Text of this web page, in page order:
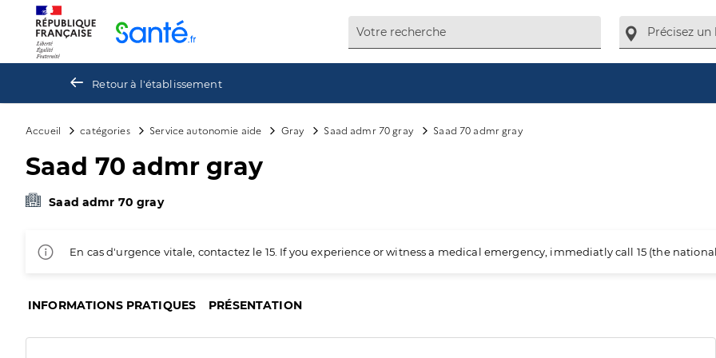
Retour à l'établissement
Accueil catégories Service autonomie aide Gray Saad admr 70 gray Saad 70 admr gray
Saad 70 admr gray
Saad admr 70 gray
En cas d'urgence vitale, contactez le 15. If you experience or witness a medical emergency, immediatly call 15 (the
INFORMATIONS PRATIQUES PRÉSENTATION
Panneau de gestion des cookies